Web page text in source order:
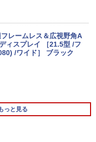
イント】Lenovo Think
カメラ/WIFI/無線LA
USB Type-C/中古 パ
レームレス＆広視野角A
ィスプレイ ［21.5型 /フ
/ワイド］ ブラック
っと見る